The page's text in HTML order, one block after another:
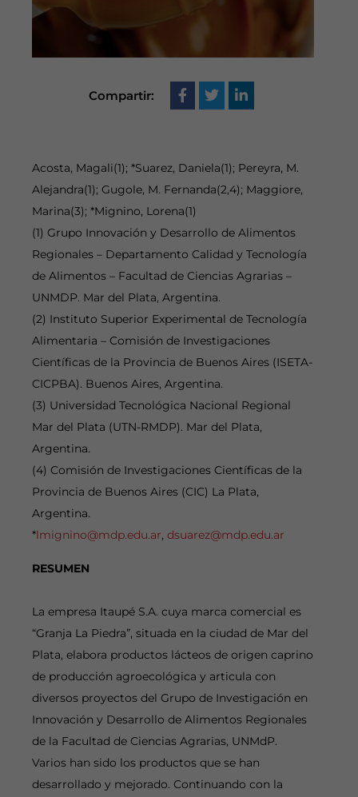
Compartir:
Acosta, Magali(1); *Suarez, Daniela(1); Pereyra, M.
Alejandra(1); Gugole, M. Fernanda(2,4); Maggiore,
Marina(3); *Mignino, Lorena(1)
(1) Grupo Innovación y Desarrollo de Alimentos
Regionales – Departamento Calidad y Tecnología
de Alimentos – Facultad de Ciencias Agrarias –
UNMDP. Mar del Plata, Argentina.
(2) Instituto Superior Experimental de Tecnología
Alimentaria – Comisión de Investigaciones
Científicas de la Provincia de Buenos Aires (ISETA-
CICPBA). Buenos Aires, Argentina.
(3) Universidad Tecnológica Nacional Regional
Mar del Plata (UTN-RMDP). Mar del Plata,
Argentina.
(4) Comisión de Investigaciones Científicas de la
Provincia de Buenos Aires (CIC) La Plata,
Argentina.
*lmignino@mdp.edu.ar, dsuarez@mdp.edu.ar
RESUMEN
La empresa Itaupé S.A. cuya marca comercial es
“Granja La Piedra”, situada en la ciudad de Mar del
Plata, elabora productos lácteos de origen caprino
de producción agroecológica y articula con
diversos proyectos del Grupo de Investigación en
Innovación y Desarrollo de Alimentos Regionales
de la Facultad de Ciencias Agrarias, UNMdP.
Varios han sido los productos que se han
desarrollado y mejorado. Continuando con la